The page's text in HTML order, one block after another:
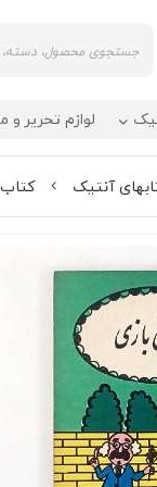
لوازم تحریر
آنتیک